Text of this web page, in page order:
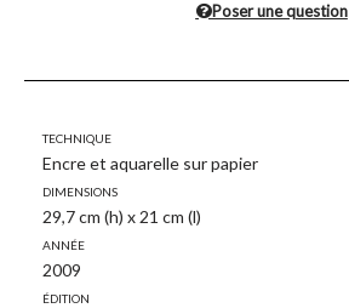
Poser une question
Technique
Encre et aquarelle sur papier
Dimensions
29,7 cm (h) x 21 cm (l)
Année
2009
Édition